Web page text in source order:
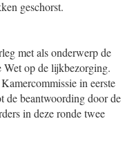
geschorst.
met als onderwerp de
op de lijkbezorging.
in eerste
de beantwoording door de
in deze ronde twee